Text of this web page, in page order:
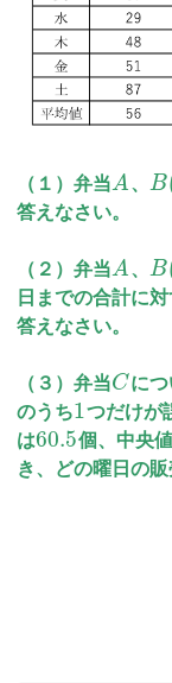
（１）弁当A、 B
答えなさい。
（２）弁当A、 B
日までの合計に
答えなさい。
（３）弁当Cに
のうち1つだけが
は60.5個、中央
き、どの曜日の